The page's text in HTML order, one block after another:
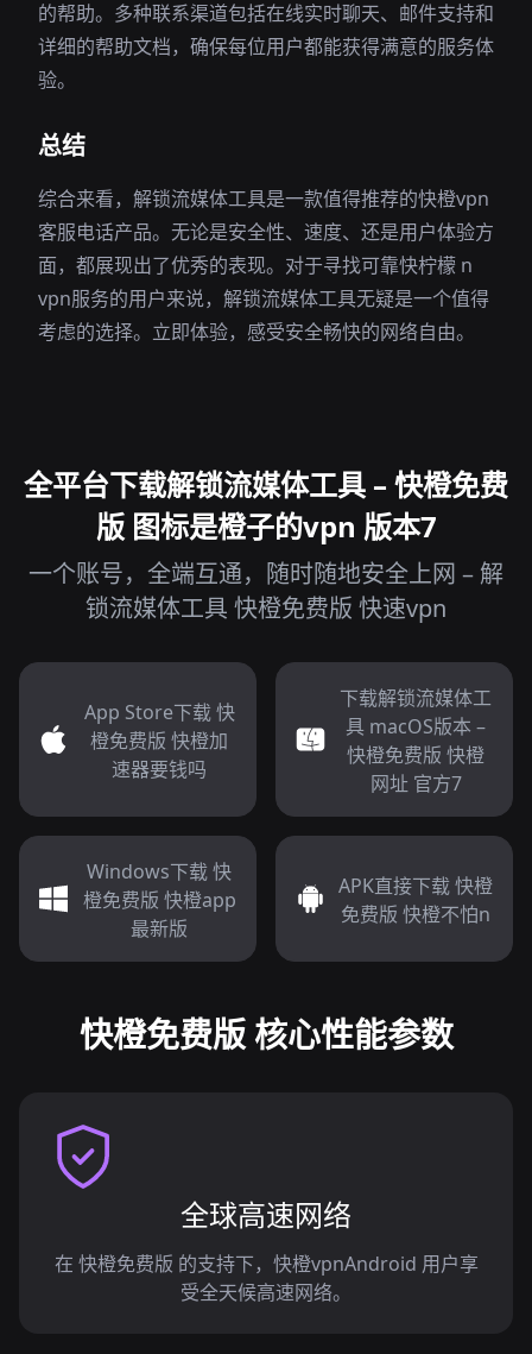
的帮助。多种联系渠道包括在线实时聊天、邮件支持和
详细的帮助文档，确保每位用户都能获得满意的服务体
验。
总结
综合来看，解锁流媒体工具是一款值得推荐的快橙vpn
客服电话产品。无论是安全性、速度、还是用户体验方
面，都展现出了优秀的表现。对于寻找可靠快柠檬 n
vpn服务的用户来说，解锁流媒体工具无疑是一个值得
考虑的选择。立即体验，感受安全畅快的网络自由。
全平台下载解锁流媒体工具 – 快橙免费
版 图标是橙子的vpn 版本7
一个账号，全端互通，随时随地安全上网 – 解
锁流媒体工具 快橙免费版 快速vpn
App Store下载 快
橙免费版 快橙加
速器要钱吗
下载解锁流媒体工
具 macOS版本 –
快橙免费版 快橙
网址 官方7
Windows下载 快
橙免费版 快橙app
最新版
APK直接下载 快橙
免费版 快橙不怕n
快橙免费版 核心性能参数
全球高速网络
在 快橙免费版 的支持下，快橙vpnAndroid 用户享
受全天候高速网络。